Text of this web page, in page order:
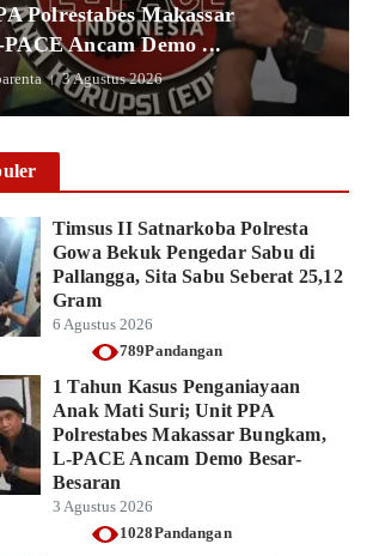
Polrestabes Makassar
Ancam Demo ...
3 Agustus 2026
Timsus II Satnarkoba Polresta
Gowa Bekuk Pengedar Sabu di
Pallangga, Sita Sabu Seberat 25,12
Gram
6 Agustus 2026
789Pandangan
1 Tahun Kasus Penganiayaan
Anak Mati Suri; Unit PPA
Polrestabes Makassar Bungkam,
L-PACE Ancam Demo Besar-
Besaran
3 Agustus 2026
1028Pandangan